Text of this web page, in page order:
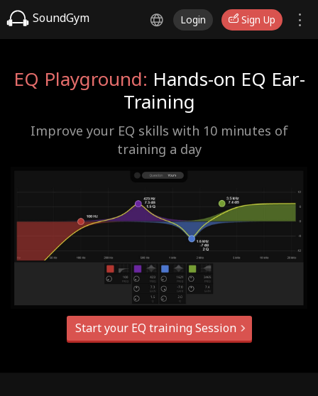
SoundGym Login Sign Up
EQ Playground: Hands-on EQ Ear-
Training
Improve your EQ skills with 10 minutes of
training a day
Start your EQ training Session